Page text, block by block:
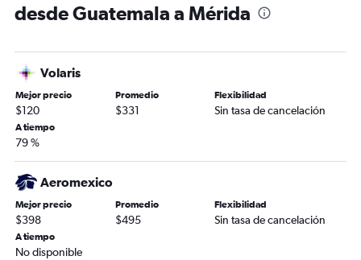
desde Guatemala a Mérida
Volaris
Mejor precio
$120
Promedio
$331
Flexibilidad
Sin tasa de cancelación
A tiempo
79 %
Aeromexico
Mejor precio
$398
Promedio
$495
Flexibilidad
Sin tasa de cancelación
A tiempo
No disponible